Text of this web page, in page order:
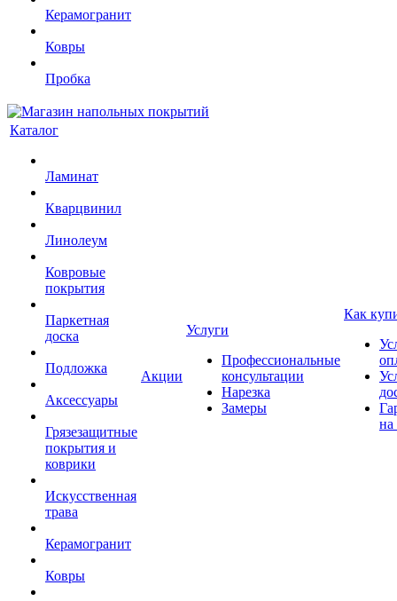
Керамогранит
Ковры
Пробка
Каталог
Ламинат
Кварцвинил
Линолеум
Ковровые
покрытия
Паркетная
доска
Подложка
Аксессуары
Грязезащитные
покрытия и
коврики
Искусственная
трава
Керамогранит
Ковры
Акции
Услуги
Профессиональные
консультации
Нарезка
Замеры
Как
на